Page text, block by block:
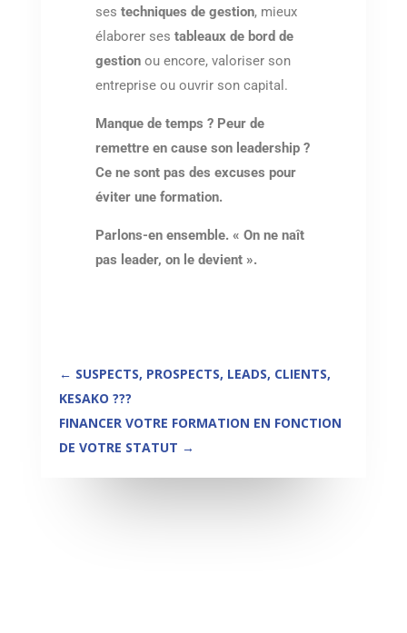
ses techniques de gestion, mieux
élaborer ses tableaux de bord de
gestion ou encore, valoriser son
entreprise ou ouvrir son capital.
Manque de temps ? Peur de
remettre en cause son leadership ?
Ce ne sont pas des excuses pour
éviter une formation.
Parlons-en ensemble. « On ne naît
pas leader, on le devient ».
← SUSPECTS, PROSPECTS, LEADS, CLIENTS,
KESAKO ???
FINANCER VOTRE FORMATION EN FONCTION
DE VOTRE STATUT →